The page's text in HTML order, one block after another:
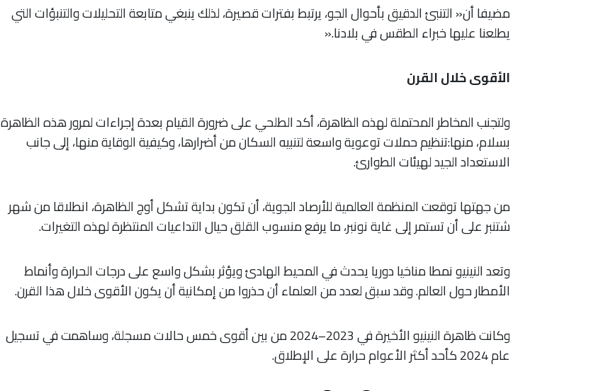
مضيفا أن« التنبئ الدقيق بأحوال الجو، يرتبط بفترات قصيرة، لذلك ينبغي متابعة التحليلات والتنبؤات التي
يطلعنا عليها خبراء الطقس في بلادنا.«
الأقوى خلال القرن
ولتجنب المخاطر المحتملة لهذه الظاهرة، أكد الطلحي على ضرورة القيام بعدة إجراءات لمرور هذه الظاهرة
بسلام، منها:تنظيم حملات توعوية واسعة لتنبيه السكان من أضرارها، وكيفية الوقاية منها، إلى جانب
الاستعداد الجيد لهيئات الطوارئ.
من جهتها توقعت المنظمة العالمية للأرصاد الجوية، أن تكون بداية تشكل أوج الظاهرة، انطلاقا من شهر
شتنبر على أن تستمر إلى غاية نونبر، ما يرفع منسوب القلق حيال التداعيات المنتظرة لهذه التغيرات.
وتعد النينيو نمطا مناخيا دوريا يحدث في المحيط الهادئ ويؤثر بشكل واسع على درجات الحرارة وأنماط
الأمطار حول العالم. وقد سبق لعدد من العلماء أن حذروا من إمكانية أن يكون الأقوى خلال هذا القرن.
وكانت ظاهرة النينيو الأخيرة في 2023–2024 من بين أقوى خمس حالات مسجلة، وساهمت في تسجيل
عام 2024 كأحد أكثر الأعوام حرارة على الإطلاق.